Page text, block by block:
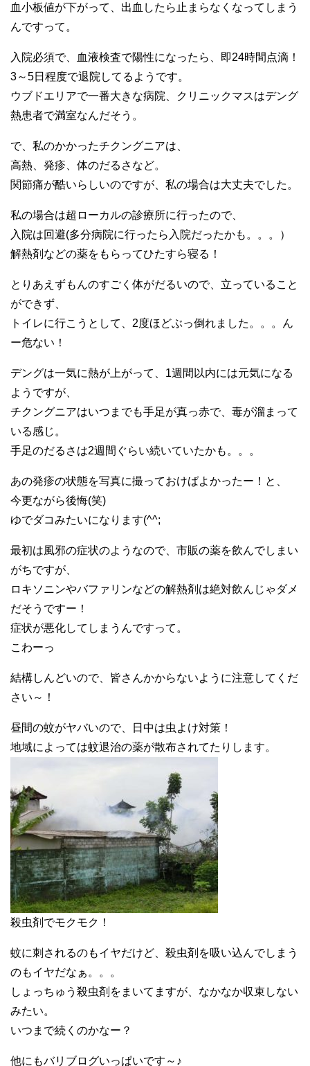
血小板値が下がって、出血したら止まらなくなってしまう
んですって。
入院必須で、血液検査で陽性になったら、即24時間点滴！
3～5日程度で退院してるようです。
ウブドエリアで一番大きな病院、クリニックマスはデング
熱患者で満室なんだそう。
で、私のかかったチクングニアは、
高熱、発疹、体のだるさなど。
関節痛が酷いらしいのですが、私の場合は大丈夫でした。
私の場合は超ローカルの診療所に行ったので、
入院は回避(多分病院に行ったら入院だったかも。。。）
解熱剤などの薬をもらってひたすら寝る！
とりあえずもんのすごく体がだるいので、立っていること
ができず、
トイレに行こうとして、2度ほどぶっ倒れました。。。ん
ー危ない！
デングは一気に熱が上がって、1週間以内には元気になる
ようですが、
チクングニアはいつまでも手足が真っ赤で、毒が溜まって
いる感じ。
手足のだるさは2週間ぐらい続いていたかも。。。
あの発疹の状態を写真に撮っておけばよかったー！と、
今更ながら後悔(笑)
ゆでダコみたいになります(^^;
最初は風邪の症状のようなので、市販の薬を飲んでしまい
がちですが、
ロキソニンやバファリンなどの解熱剤は絶対飲んじゃダメ
だそうですー！
症状が悪化してしまうんですって。
こわーっ
結構しんどいので、皆さんかからないように注意してくだ
さい～！
昼間の蚊がヤバいので、日中は虫よけ対策！
地域によっては蚊退治の薬が散布されてたりします。
殺虫剤でモクモク！
蚊に刺されるのもイヤだけど、殺虫剤を吸い込んでしまう
のもイヤだなぁ。。。
しょっちゅう殺虫剤をまいてますが、なかなか収束しない
みたい。
いつまで続くのかなー？
他にもバリブログいっぱいです～♪